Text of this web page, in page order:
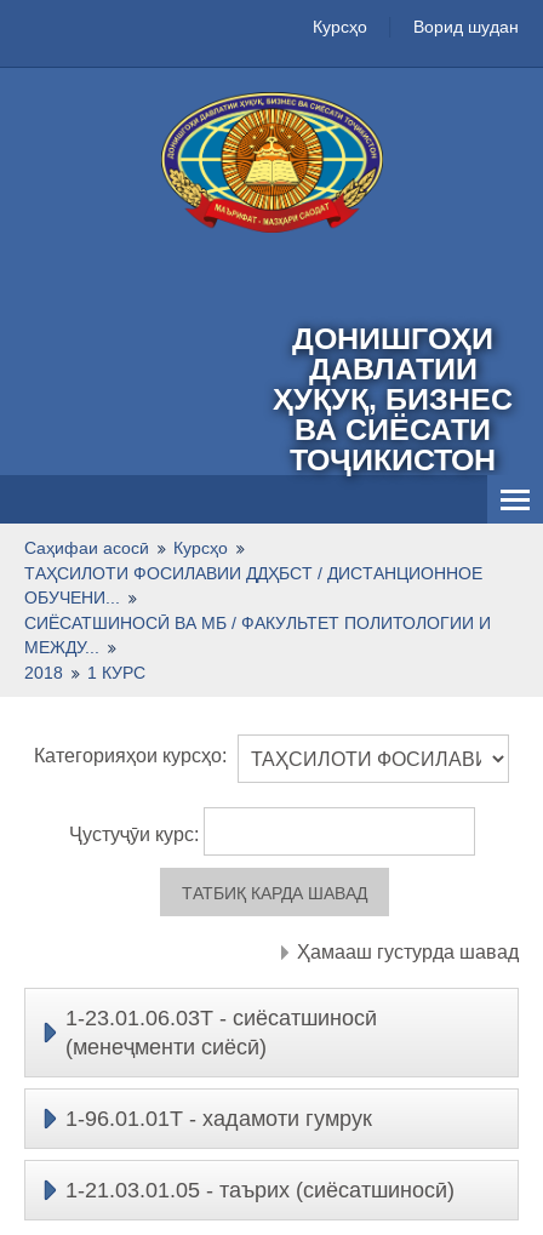
Курсҳо Ворид шудан
ДОНИШГОҲИ
ДАВЛАТИИ
ҲУҚУҚ, БИЗНЕС
ВА СИЁСАТИ
ТОҶИКИСТОН
Тоҷикӣ ‎(tj)‎
Саҳифаи асосӣ
Курсҳо
ТАҲСИЛОТИ ФОСИЛАВИИ ДДҲБСТ / ДИСТАНЦИОННОЕ
ОБУЧЕНИ...
СИЁСАТШИНОСӢ ВА МБ / ФАКУЛЬТЕТ ПОЛИТОЛОГИИ И
МЕЖДУ...
2018
1 КУРС
Категорияҳои курсҳо:
Ҷустуҷӯи курс:
Ҳамааш густурда шавад
1-23.01.06.03Т - сиёсатшиносӣ
(менеҷменти сиёсӣ)
1-96.01.01Т - хадамоти гумрук
1-21.03.01.05 - таърих (сиёсатшиносӣ)